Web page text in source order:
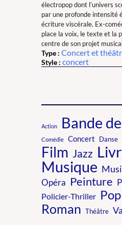
électropop dont l’univers
par une profonde intensité
écriture viscérale. Ex-
place la voix, le texte et la
centre de son projet
Type : Concert et
Style : concert
Action Bande
Comédie
Concert Danse
Film Jazz
Musique
Opéra Peinture
Policier-Thriller
Roman Théâtre